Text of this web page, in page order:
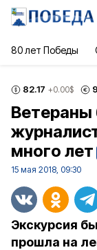
80 лет Победы
82.17 +0.00$
Ветераны
много лет
15 мая 2018, 09:30
Экскурсия
прошла на